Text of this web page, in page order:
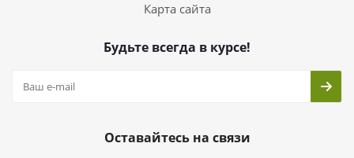
Карта сайта
Будьте всегда в курсе!
Оставайтесь на связи